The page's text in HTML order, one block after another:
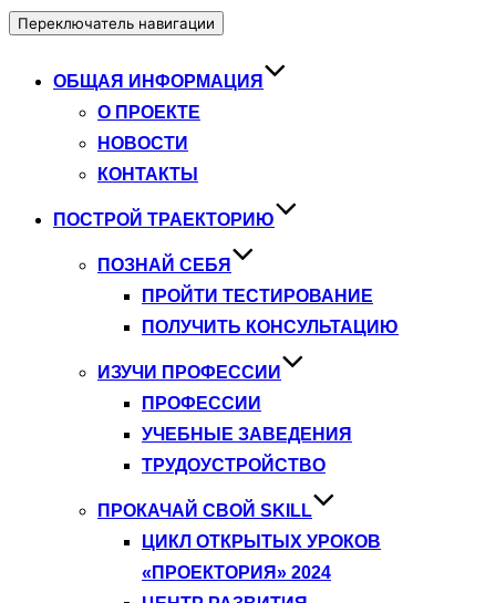
Переключатель навигации
ОБЩАЯ ИНФОРМАЦИЯ
О ПРОЕКТЕ
НОВОСТИ
КОНТАКТЫ
ПОСТРОЙ ТРАЕКТОРИЮ
ПОЗНАЙ СЕБЯ
ПРОЙТИ ТЕСТИРОВАНИЕ
ПОЛУЧИТЬ КОНСУЛЬТАЦИЮ
ИЗУЧИ ПРОФЕССИИ
ПРОФЕССИИ
УЧЕБНЫЕ ЗАВЕДЕНИЯ
ТРУДОУСТРОЙСТВО
ПРОКАЧАЙ СВОЙ SKILL
ЦИКЛ ОТКРЫТЫХ УРОКОВ
«ПРОЕКТОРИЯ» 2024